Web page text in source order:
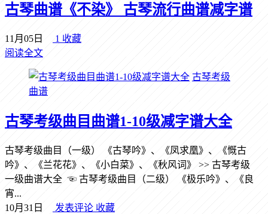
古琴曲谱《不染》 古琴流行曲谱减字谱
11月05日 1 收藏
阅读全文
古琴考级
曲谱
古琴考级曲目曲谱1-10级减字谱大全
古琴考级曲目（一级） 《古琴吟》、《凤求凰》、《慨古
吟》、《兰花花》、《小白菜》、《秋风词》 >> 古琴考级
一级曲谱大全 ☜ 古琴考级曲目（二级） 《极乐吟》、《良
宵...
10月31日
发表评论 收藏